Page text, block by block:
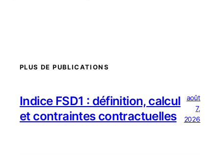
PLUS DE PUBLICATIONS
Indice FSD1 : définition, calcul
et contraintes contractuelles
août
7,
2026